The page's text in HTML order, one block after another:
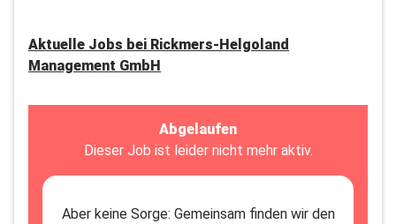
Aktuelle Jobs bei Rickmers-Helgoland
Management GmbH
Abgelaufen
Dieser Job ist leider nicht mehr aktiv.
Aber keine Sorge: Gemeinsam finden wir den